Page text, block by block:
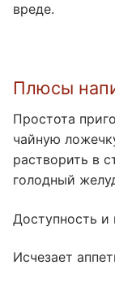
вреде.
Плюсы
Простота
чайную
растворить в
голодный
Доступность и
Исчезает